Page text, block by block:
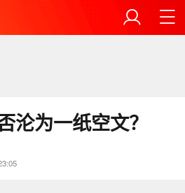
沦为一纸空文？